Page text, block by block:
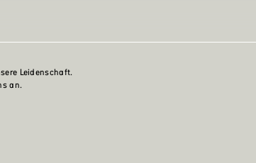
Leidenschaft.
an.